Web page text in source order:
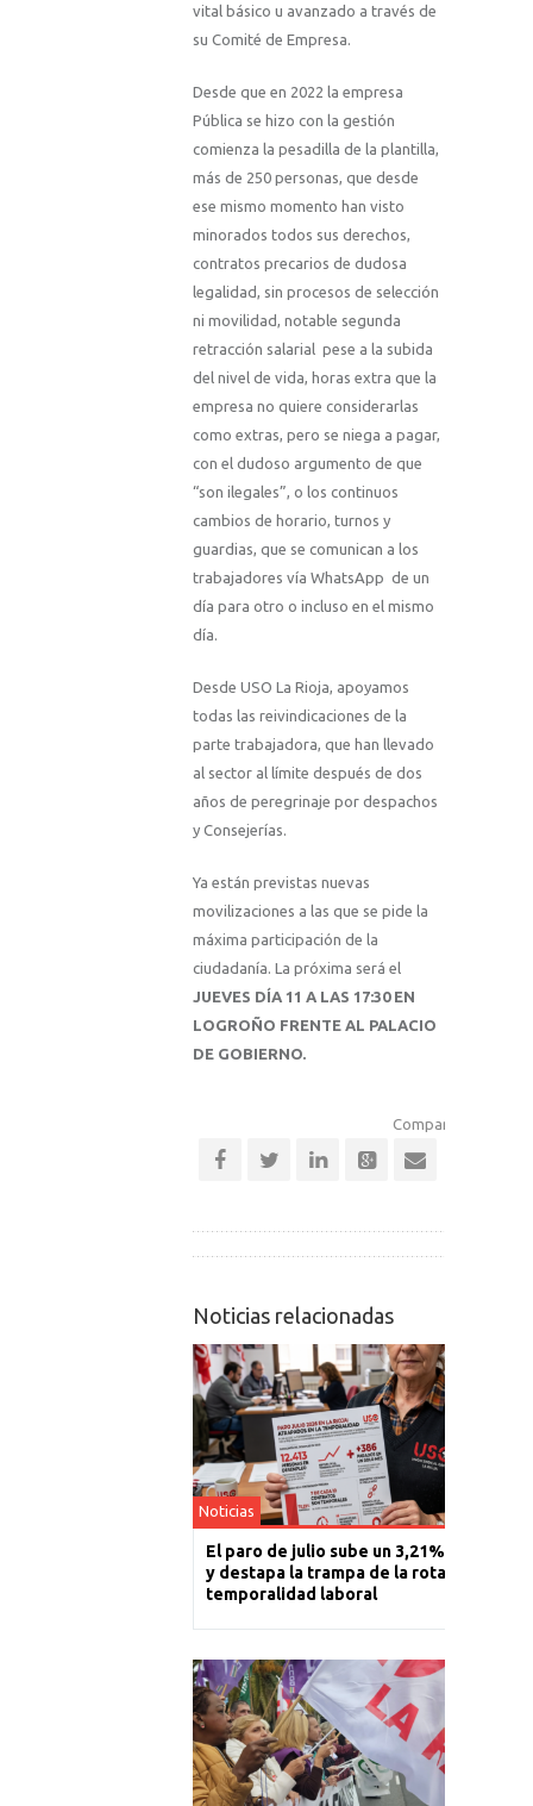
vital básico u avanzado a través de
su Comité de Empresa.
Desde que en 2022 la empresa
Pública se hizo con la gestión
comienza la pesadilla de la plantilla,
más de 250 personas, que desde
ese mismo momento han visto
minorados todos sus derechos,
contratos precarios de dudosa
legalidad, sin procesos de selección
ni movilidad, notable segunda
retracción salarial pese a la subida
del nivel de vida, horas extra que la
empresa no quiere considerarlas
como extras, pero se niega a pagar,
con el dudoso argumento de que
“son ilegales”, o los continuos
cambios de horario, turnos y
guardias, que se comunican a los
trabajadores vía WhatsApp de un
día para otro o incluso en el mismo
día.
Desde USO La Rioja, apoyamos
todas las reivindicaciones de la
parte trabajadora, que han llevado
al sector al límite después de dos
años de peregrinaje por despachos
y Consejerías.
Ya están previstas nuevas
movilizaciones a las que se pide la
máxima participación de la
ciudadanía. La próxima será el
JUEVES DÍA 11 A LAS 17:30 EN
LOGROÑO FRENTE AL PALACIO
DE GOBIERNO.
Comparte esta
Noticias relacionadas
Noticias
El paro de julio sube un 3,21% en La
y destapa la trampa de la rotación y la
temporalidad laboral